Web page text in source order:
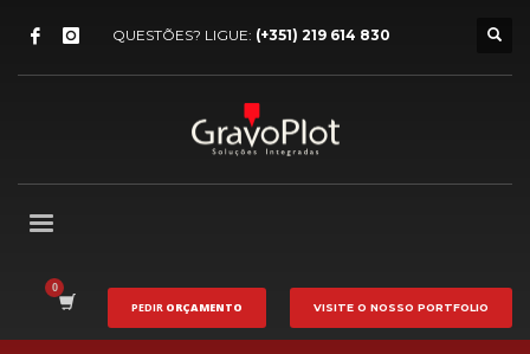
QUESTÕES? LIGUE: (+351) 219 614 830
PEDIR ORÇAMENTO VISITE O NOSSO PORTFOLIO